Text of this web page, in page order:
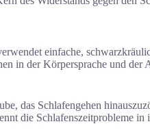
einfache,
in der Körpersprache und der
das Schlafengehen
die Schlafenszeitprobleme in